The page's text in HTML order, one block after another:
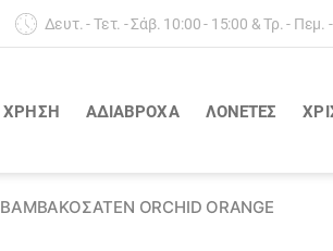
Δευτ. - Τετ. - Σάβ. 10:00 - 15:00 & Τρ. - Πεμ.
ΧΡΗΣΗ ΑΔΙΆΒΡΟΧΑ ΛΟΝΈΤΕΣ
ΒΑΜΒΑΚΟΣΑΤΈΝ ORCHID ORANGE